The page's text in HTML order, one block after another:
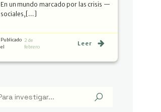
En un mundo marcado por las crisis —
sociales,[…]
Publicado
el
2 de
febrero
Leer